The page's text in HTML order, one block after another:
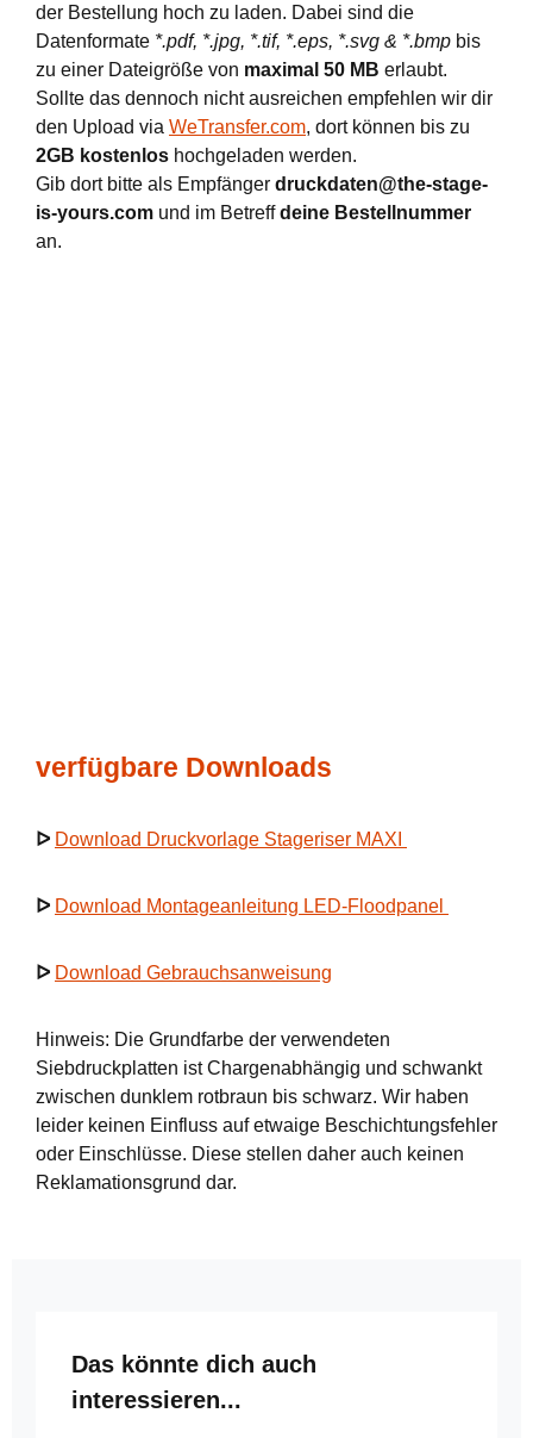
der Bestellung hoch zu laden. Dabei sind die
Datenformate *.pdf, *.jpg, *.tif, *.eps, *.svg & *.bmp bis
zu einer Dateigröße von maximal 50 MB erlaubt.
Sollte das dennoch nicht ausreichen empfehlen wir dir
den Upload via WeTransfer.com, dort können bis zu
2GB kostenlos hochgeladen werden.
Gib dort bitte als Empfänger druckdaten@the-stage-
is-yours.com und im Betreffdeine Bestellnummer
an.
verfügbare Downloads
ᐅ Download Druckvorlage Stageriser MAXI
ᐅ Download Montageanleitung LED-Floodpanel
ᐅ Download Gebrauchsanweisung
Hinweis: Die Grundfarbe der verwendeten
Siebdruckplatten ist Chargenabhängig und schwankt
zwischen dunklem rotbraun bis schwarz. Wir haben
leider keinen Einfluss auf etwaige Beschichtungsfehler
oder Einschlüsse. Diese stellen daher auch keinen
Reklamationsgrund dar.
Produktgalerie überspringen
Das könnte dich auch
interessieren...